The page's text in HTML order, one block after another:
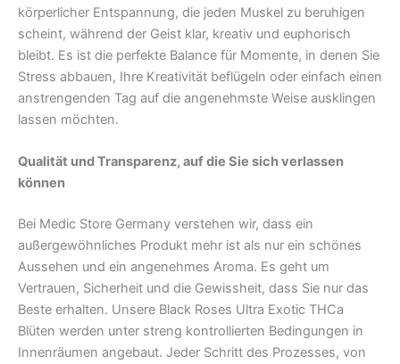
körperlicher Entspannung, die jeden Muskel zu beruhigen
scheint, während der Geist klar, kreativ und euphorisch
bleibt. Es ist die perfekte Balance für Momente, in denen Sie
Stress abbauen, Ihre Kreativität beflügeln oder einfach einen
anstrengenden Tag auf die angenehmste Weise ausklingen
lassen möchten.
Qualität und Transparenz, auf die Sie sich verlassen
können
Bei Medic Store Germany verstehen wir, dass ein
außergewöhnliches Produkt mehr ist als nur ein schönes
Aussehen und ein angenehmes Aroma. Es geht um
Vertrauen, Sicherheit und die Gewissheit, dass Sie nur das
Beste erhalten. Unsere Black Roses Ultra Exotic THCa
Blüten werden unter streng kontrollierten Bedingungen in
Innenräumen angebaut. Jeder Schritt des Prozesses, von